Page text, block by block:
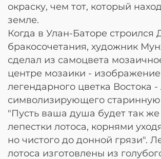
окраску, чем тот, который
земле.
Когда в Улан-Баторе строился
бракосочетания, художник
сделал из самоцвета
центре мозаики - изображение
легендарного цветка Востока -
символизирующего старинную
"Пусть ваша душа будет так же
лепестки лотоса, корнями
но чистого до донной грязи".
лотоса изготовлены из